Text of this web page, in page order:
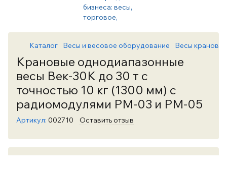
Каталог Весы и весовое оборудование Весы крановые
Крановые однодиапазонные
весы Век-30К до 30 т с
точностью 10 кг (1300 мм) с
радиомодулями РМ-03 и РМ-05
Артикул: 002710 Оставить отзыв